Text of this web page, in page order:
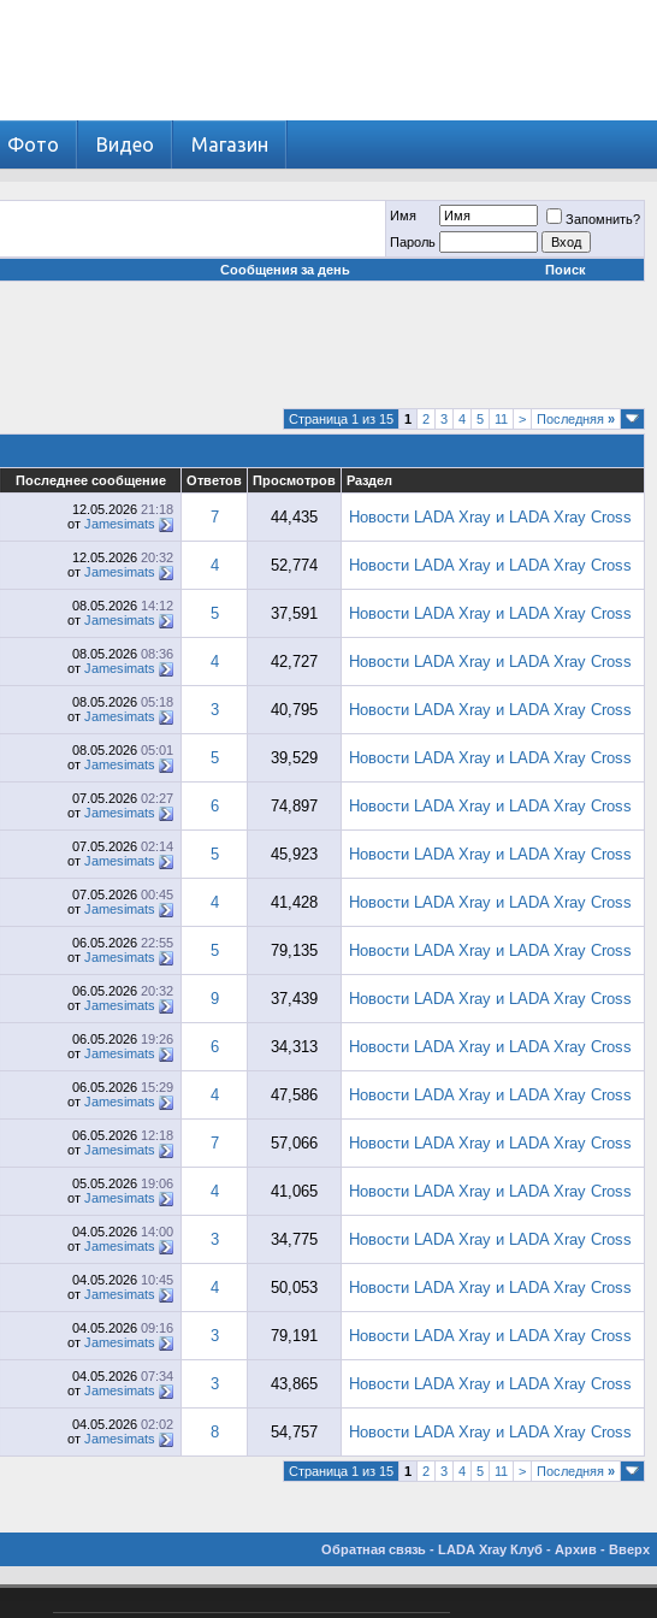
Фото Видео Магазин
Имя
Запомнить?
Пароль
Сообщения за день Поиск
Страница 1 из 15 1 2 3 4 5 11 > Последняя »
Последнее сообщение Ответов Просмотров Раздел
12.05.2026 21:18
от Jamesimats 7 44,435 Новости LADA Xray и LADA Xray Cross
12.05.2026 20:32
от Jamesimats 4 52,774 Новости LADA Xray и LADA Xray Cross
08.05.2026 14:12
от Jamesimats 5 37,591 Новости LADA Xray и LADA Xray Cross
08.05.2026 08:36
от Jamesimats 4 42,727 Новости LADA Xray и LADA Xray Cross
08.05.2026 05:18
от Jamesimats 3 40,795 Новости LADA Xray и LADA Xray Cross
08.05.2026 05:01
от Jamesimats 5 39,529 Новости LADA Xray и LADA Xray Cross
07.05.2026 02:27
от Jamesimats 6 74,897 Новости LADA Xray и LADA Xray Cross
07.05.2026 02:14
от Jamesimats 5 45,923 Новости LADA Xray и LADA Xray Cross
07.05.2026 00:45
от Jamesimats 4 41,428 Новости LADA Xray и LADA Xray Cross
06.05.2026 22:55
от Jamesimats 5 79,135 Новости LADA Xray и LADA Xray Cross
06.05.2026 20:32
от Jamesimats 9 37,439 Новости LADA Xray и LADA Xray Cross
06.05.2026 19:26
от Jamesimats 6 34,313 Новости LADA Xray и LADA Xray Cross
06.05.2026 15:29
от Jamesimats 4 47,586 Новости LADA Xray и LADA Xray Cross
06.05.2026 12:18
от Jamesimats 7 57,066 Новости LADA Xray и LADA Xray Cross
05.05.2026 19:06
от Jamesimats 4 41,065 Новости LADA Xray и LADA Xray Cross
04.05.2026 14:00
от Jamesimats 3 34,775 Новости LADA Xray и LADA Xray Cross
04.05.2026 10:45
от Jamesimats 4 50,053 Новости LADA Xray и LADA Xray Cross
04.05.2026 09:16
от Jamesimats 3 79,191 Новости LADA Xray и LADA Xray Cross
04.05.2026 07:34
от Jamesimats 3 43,865 Новости LADA Xray и LADA Xray Cross
04.05.2026 02:02
от Jamesimats 8 54,757 Новости LADA Xray и LADA Xray Cross
Страница 1 из 15 1 2 3 4 5 11 > Последняя »
Обратная связь - LADA Xray Клуб - Архив - Вверх